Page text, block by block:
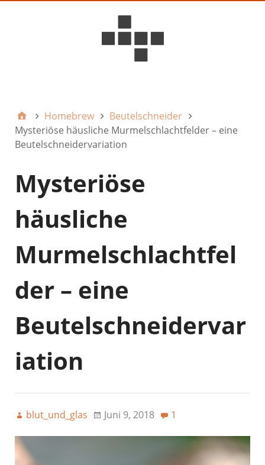
Homebrew
Beutelschneider
Mysteriöse häusliche Murmelschlachtfelder – eine
Beutelschneidervariation
Mysteriöse
häusliche
Murmelschlachtfel
der – eine
Beutelschneidervar
iation
blut_und_glas Juni 9, 2018 1